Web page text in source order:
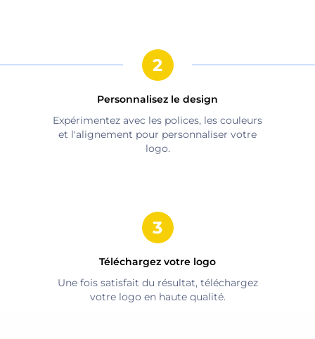
Personnalisez le design
Expérimentez avec les polices, les couleurs
et l'alignement pour personnaliser votre
logo.
Téléchargez votre logo
Une fois satisfait du résultat, téléchargez
votre logo en haute qualité.